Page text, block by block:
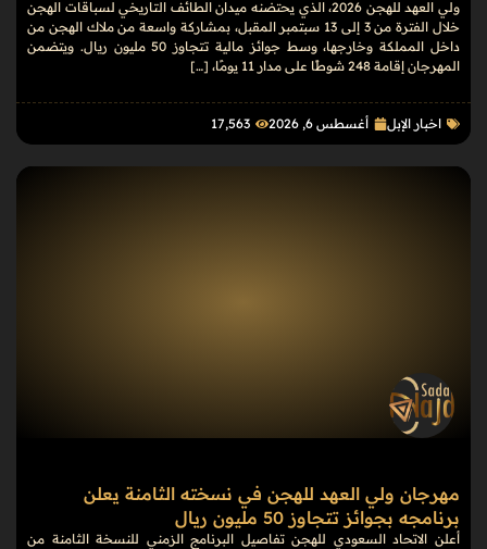
ولي العهد للهجن 2026، الذي يحتضنه ميدان الطائف التاريخي لسباقات الهجن
خلال الفترة من 3 إلى 13 سبتمبر المقبل، بمشاركة واسعة من ملاك الهجن من
داخل المملكة وخارجها، وسط جوائز مالية تتجاوز 50 مليون ريال. ويتضمن
المهرجان إقامة 248 شوطًا على مدار 11 يومًا، […]
اخبار الإبل أغسطس 6, 2026 17٬563
مهرجان ولي العهد للهجن في نسخته الثامنة يعلن
برنامجه بجوائز تتجاوز 50 مليون ريال
أعلن الاتحاد السعودي للهجن تفاصيل البرنامج الزمني للنسخة الثامنة من